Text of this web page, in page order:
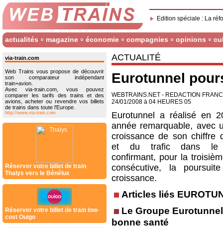
Edition spéciale : La
actualités magazine économie compagnies opinions
via-train.com
Web Trains vous propose de découvrir
son comparateur indépendant
train+avion.
Avec via-train.com, vous pouvez
comparer les tarifs des trains et des
avions, acheter ou revendre vos billets
de trains dans toute l'Europe.
http://www.via-train.com
Réserver votre billet de train
Thalys vers le Bénélux
Réserver votre billet de train low-
cost Ouigo
ACTUALITÉ
Eurotunnel
WEBTRAINS.NET - REDACTION
24/01/2008 à 04 HEURES 05
Eurotunnel a réalisé en
année remarquable, avec
croissance de son chiffre
et du trafic dans le
confirmant, pour la
consécutive, la
croissance.
Articles liés
Le Groupe
bonne santé